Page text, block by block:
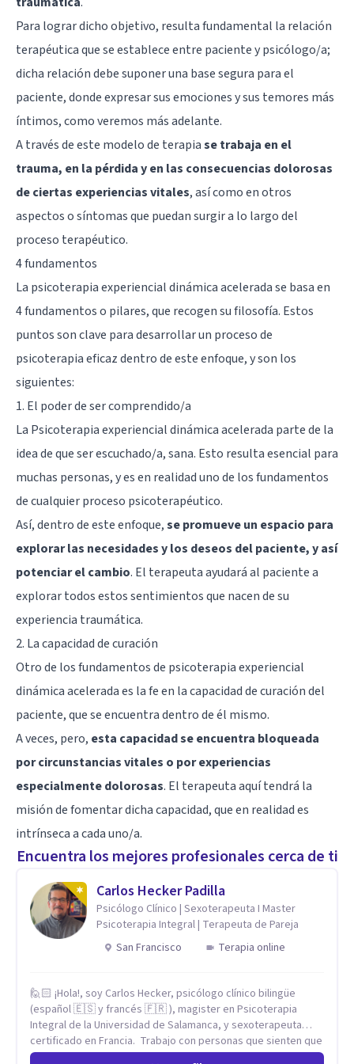
Para lograr dicho objetivo, resulta fundamental la relación
terapéutica que se establece entre paciente y psicólogo/a;
dicha relación debe suponer una base segura para el
paciente, donde expresar sus emociones y sus temores más
íntimos, como veremos más adelante.
A través de este modelo de terapiase trabaja en el
trauma, en la pérdida y en las consecuencias dolorosas
de ciertas experiencias vitales, así como en otros
aspectos o síntomas que puedan surgir a lo largo del
proceso terapéutico.
4 fundamentos
La psicoterapia experiencial dinámica acelerada se basa en
4 fundamentos o pilares, que recogen su filosofía. Estos
puntos son clave para desarrollar un proceso de
psicoterapia eficaz dentro de este enfoque, y son los
siguientes:
1. El poder de ser comprendido/a
La Psicoterapia experiencial dinámica acelerada parte de la
idea de que ser escuchado/a, sana. Esto resulta esencial para
muchas personas, y es en realidad uno de los fundamentos
de cualquier proceso psicoterapéutico.
Así, dentro de este enfoque,se promueve un espacio para
explorar las necesidades y los deseos del paciente, y así
potenciar el cambio. El terapeuta ayudará al paciente a
explorar todos estos sentimientos que nacen de su
experiencia traumática.
2. La capacidad de curación
Otro de los fundamentos de psicoterapia experiencial
dinámica acelerada es la fe en la capacidad de curación del
paciente, que se encuentra dentro de él mismo.
A veces, pero, esta capacidad se encuentra bloqueada
por circunstancias vitales o por experiencias
especialmente dolorosas. El terapeuta aquí tendrá la
misión de fomentar dicha capacidad, que en realidad es
intrínseca a cada uno/a.
Encuentra los mejores profesionales cerca de ti
Carlos Hecker Padilla
Psicólogo Clínico | Sexoterapeuta I Master
Psicoterapia Integral | Terapeuta de Pareja
San Francisco
Terapia online
🙋🏻 ¡Hola!, soy Carlos Hecker, psicólogo clínico bilingüe
(español 🇪🇸 y francés 🇫🇷 ), magister en Psicoterapia
Integral de la Universidad de Salamanca, y sexoterapeuta
certificado en Francia. Trabajo con personas que sienten que
algo en su vida dejó de calzar: ansiedad que se desborda,